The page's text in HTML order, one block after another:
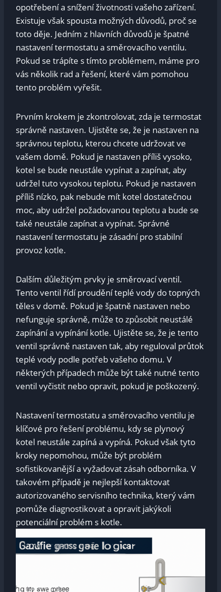
opotřebení a snížení životnosti vašeho zařízení.
Existuje však spousta možných důvodů, proč se
toto děje. Jedním z hlavních důvodů je špatné
nastavení termostatu a směrovacího ventilu.
Pokud se trápíte s tímto problémem, máme pro
vás několik rad a řešení, které vám pomohou
tento problém vyřešit.
Prvním krokem je zkontrolovat, zda je termostat
správně nastaven. Ujistěte se, že je nastaven na
správnou teplotu, kterou chcete udržovat ve
vašem domě. Pokud je nastaven příliš vysoko,
kotel se bude neustále vypínat a zapínat, aby
udržel tuto vysokou teplotu. Pokud je nastaven
příliš nízko, pak nebude mít kotel dostatečnou
moc, aby udržel požadovanou teplotu a bude se
také neustále zapínat a vypínat. Správné
nastavení termostatu je zásadní pro stabilní
provoz kotle.
Dalším důležitým prvky je směrovací ventil.
Tento ventil řídí proudění teplé vody do topných
těles v domě. Pokud je špatně nastaven nebo
nefunguje správně, může to způsobit neustálé
zapínání a vypínání kotle. Ujistěte se, že je tento
ventil správně nastaven tak, aby reguloval průtok
teplé vody podle potřeb vašeho domu. V
některých případech může být také nutné tento
ventil vyčistit nebo opravit, pokud je poškozený.
Nastavení termostatu a směrovacího ventilu je
klíčové pro řešení problému, kdy se plynový
kotel neustále zapíná a vypíná. Pokud však tyto
kroky nepomohou, může být problém
sofistikovanější a vyžadovat zásah odborníka. V
takovém případě je nejlepší kontaktovat
autorizovaného servisního technika, který vám
pomůže diagnostikovat a opravit jakýkoli
potenciální problém s kotle.